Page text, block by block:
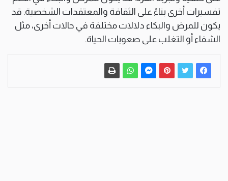
تفسيرات أخرى بناءً على الثقافة والمعتقدات الشخصية. قد
يكون للمرض والبكاء دلالات مختلفة في حالات أخرى، مثل
الشفاء أو التغلب على صعوبات الحياة.